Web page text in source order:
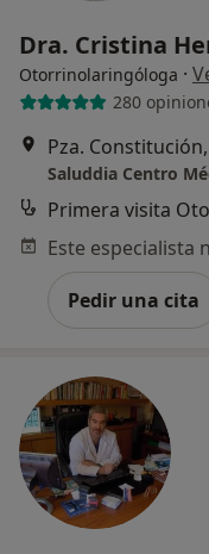
Dra. Cristina
Otorrinolaringóloga ·
280
Saluddia Centro
Primera visita
Pedir una cita